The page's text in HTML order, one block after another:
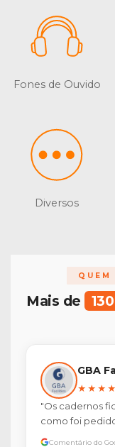
Fones de Ouvido
Diversos
Mais de
GBA
"Os cadernos
como foi
Comentário do